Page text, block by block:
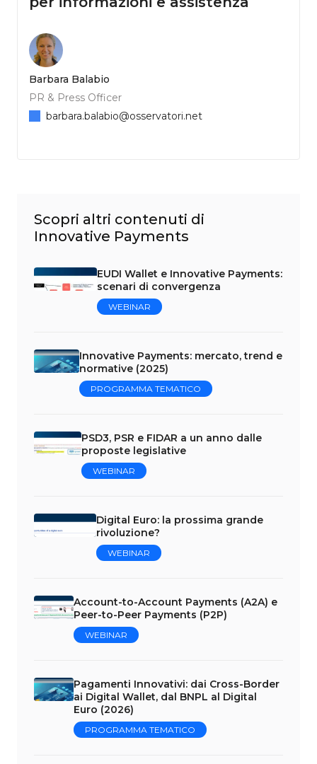
Barbara Balabio
PR & Press Officer
barbara.balabio@osservatori.net
Scopri altri contenuti di
Innovative Payments
EUDI Wallet e Innovative Payments:
scenari di convergenza
WEBINAR
Innovative Payments: mercato, trend e
normative (2025)
PROGRAMMA TEMATICO
PSD3, PSR e FIDAR a un anno dalle
proposte legislative
WEBINAR
Digital Euro: la prossima grande
rivoluzione?
WEBINAR
Account-to-Account Payments (A2A) e
Peer-to-Peer Payments (P2P)
WEBINAR
Pagamenti Innovativi: dai Cross-Border
ai Digital Wallet, dal BNPL al Digital
Euro (2026)
PROGRAMMA TEMATICO